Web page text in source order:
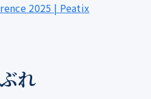
2025 | Peatix
れ